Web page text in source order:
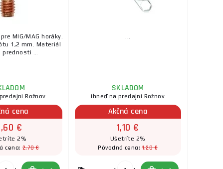
MIG/MAG horáky.
1,2 mm. Materiál
prednosti ...
Rožnov
cena
€
2%
cena:2,70 €
...
SKLADOM
ihneď na predajni Rožnov
Akčná cena
1,10 €
Ušetríte 2%
Pôvodná cena:1,20 €